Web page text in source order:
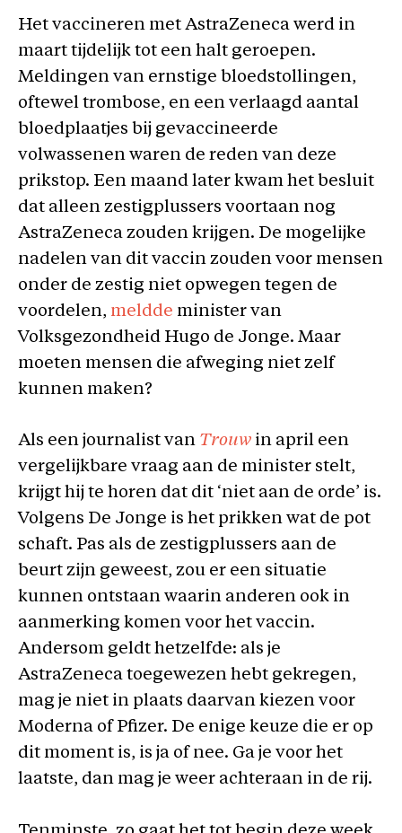
Het vaccineren met AstraZeneca werd in
maart tijdelijk tot een halt geroepen.
Meldingen van ernstige bloedstollingen,
oftewel trombose, en een verlaagd aantal
bloedplaatjes bij gevaccineerde
volwassenen waren de reden van deze
prikstop. Een maand later kwam het besluit
dat alleen zestigplussers voortaan nog
AstraZeneca zouden krijgen. De mogelijke
nadelen van dit vaccin zouden voor mensen
onder de zestig niet opwegen tegen de
voordelen, meldde minister van
Volksgezondheid Hugo de Jonge. Maar
moeten mensen die afweging niet zelf
kunnen maken?
Als een journalist van Trouw in april een
vergelijkbare vraag aan de minister stelt,
krijgt hij te horen dat dit ‘niet aan de orde’ is.
Volgens De Jonge is het prikken wat de pot
schaft. Pas als de zestigplussers aan de
beurt zijn geweest, zou er een situatie
kunnen ontstaan waarin anderen ook in
aanmerking komen voor het vaccin.
Andersom geldt hetzelfde: als je
AstraZeneca toegewezen hebt gekregen,
mag je niet in plaats daarvan kiezen voor
Moderna of Pfizer. De enige keuze die er op
dit moment is, is ja of nee. Ga je voor het
laatste, dan mag je weer achteraan in de rij.